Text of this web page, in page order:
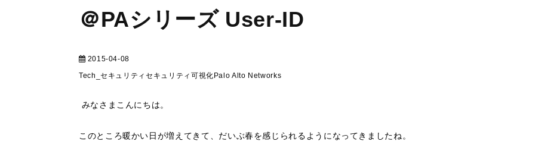
＠PAシリーズ User-ID
2015-04-08
Tech_セキュリティセキュリティ 可視化 Palo Alto Networks
みなさまこんにちは。
このところ暖かい日が増えてきて、だいぶ春を感じられるようになってきましたね。